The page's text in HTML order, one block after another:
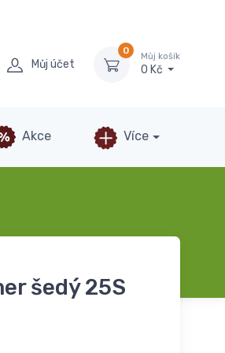
Můj účet
0
Můj košík
0 Kč
Akce Více
šedý 25S